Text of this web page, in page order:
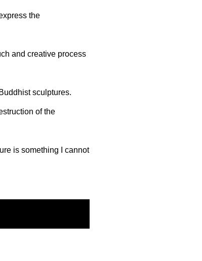
the
and creative process
sculptures.
of the
is something I cannot